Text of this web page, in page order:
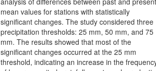
mean values for stations with statistically
significant changes. The study considered three
precipitation thresholds: 25 mm, 50 mm, and 75
mm. The results showed that most of the
significant changes occurred at the 25 mm
threshold, indicating an increase in the